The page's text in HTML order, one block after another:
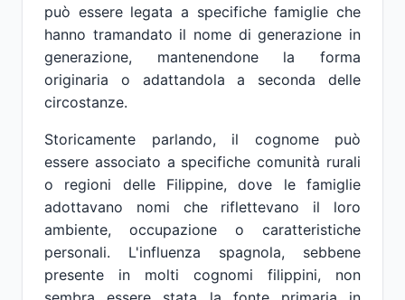
può essere legata a specifiche famiglie che
hanno tramandato il nome di generazione in
generazione, mantenendone la forma
originaria o adattandola a seconda delle
circostanze.
Storicamente parlando, il cognome può
essere associato a specifiche comunità rurali
o regioni delle Filippine, dove le famiglie
adottavano nomi che riflettevano il loro
ambiente, occupazione o caratteristiche
personali. L'influenza spagnola, sebbene
presente in molti cognomi filippini, non